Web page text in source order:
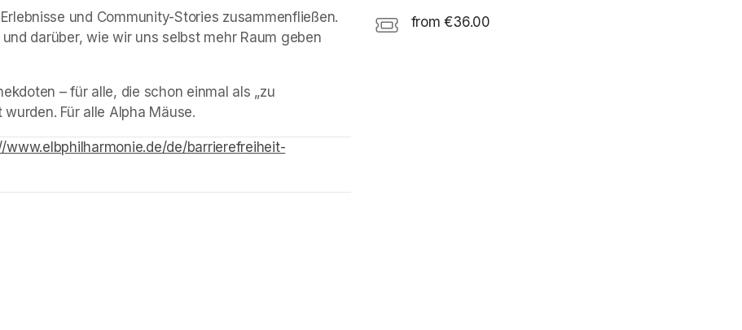
und Community-Stories zusammenfließen.
darüber, wie wir uns selbst mehr Raum geben
– für alle, die schon einmal als „zu
wurden. Für alle Alpha Mäuse.
www.elbphilharmonie.de/de/barrierefreiheit-
from €36.00